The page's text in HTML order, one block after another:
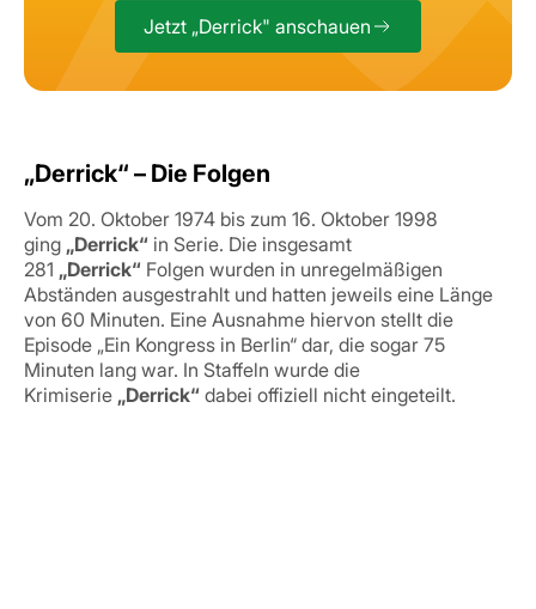
Jetzt „Derrick" anschauen
„Derrick“ – Die Folgen
Vom 20. Oktober 1974 bis zum 16. Oktober 1998
ging „Derrick“ in Serie. Die insgesamt
281 „Derrick“ Folgen wurden in unregelmäßigen
Abständen ausgestrahlt und hatten jeweils eine Länge
von 60 Minuten. Eine Ausnahme hiervon stellt die
Episode „Ein Kongress in Berlin“ dar, die sogar 75
Minuten lang war. In Staffeln wurde die
Krimiserie „Derrick“ dabei offiziell nicht eingeteilt.